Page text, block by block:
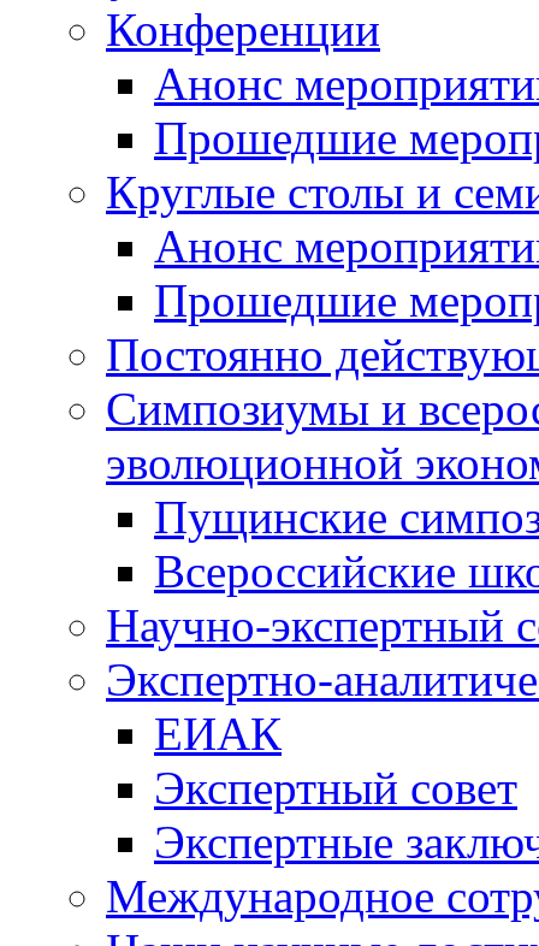
Конференции
Анонс
Прошедшие
Круглые столы и
Анонс
Прошедшие
Постоянно
Симпозиумы и
эволюционной
Пущинские
Всероссийские
Научно-экспертный
Экспертно-
ЕИАК
Экспертный совет
Экспертные
Международное